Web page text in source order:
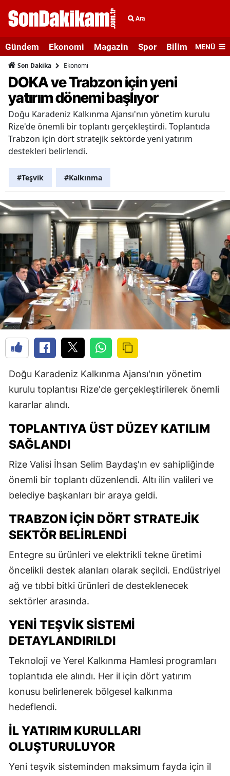
Ara
Gündem Ekonomi Magazin Spor Bilim veMENÜ
Son Dakika Ekonomi
DOKA ve Trabzon için yeni
yatırım dönemi başlıyor
Doğu Karadeniz Kalkınma Ajansı'nın yönetim kurulu
Rize'de önemli bir toplantı gerçekleştirdi. Toplantıda
Trabzon için dört stratejik sektörde yeni yatırım
destekleri belirlendi.
#Teşvik #Kalkınma
Doğu Karadeniz Kalkınma Ajansı'nın yönetim
kurulu toplantısı Rize'de gerçekleştirilerek önemli
kararlar alındı.
TOPLANTIYA ÜST DÜZEY KATILIM
SAĞLANDI
Rize Valisi İhsan Selim Baydaş'ın ev sahipliğinde
önemli bir toplantı düzenlendi. Altı ilin valileri ve
belediye başkanları bir araya geldi.
TRABZON İÇIN DÖRT STRATEJIK
SEKTÖR BELIRLENDI
Entegre su ürünleri ve elektrikli tekne üretimi
öncelikli destek alanları olarak seçildi. Endüstriyel
ağ ve tıbbi bitki ürünleri de desteklenecek
sektörler arasında.
YENI TEŞVIK SISTEMI
DETAYLANDIRILDI
Teknoloji ve Yerel Kalkınma Hamlesi programları
toplantıda ele alındı. Her il için dört yatırım
konusu belirlenerek bölgesel kalkınma
hedeflendi.
İL YATIRIM KURULLARI
OLUŞTURULUYOR
Yeni teşvik sisteminden maksimum fayda için il